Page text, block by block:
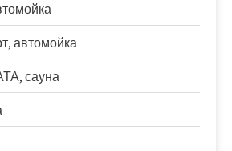
автомойка
сауна